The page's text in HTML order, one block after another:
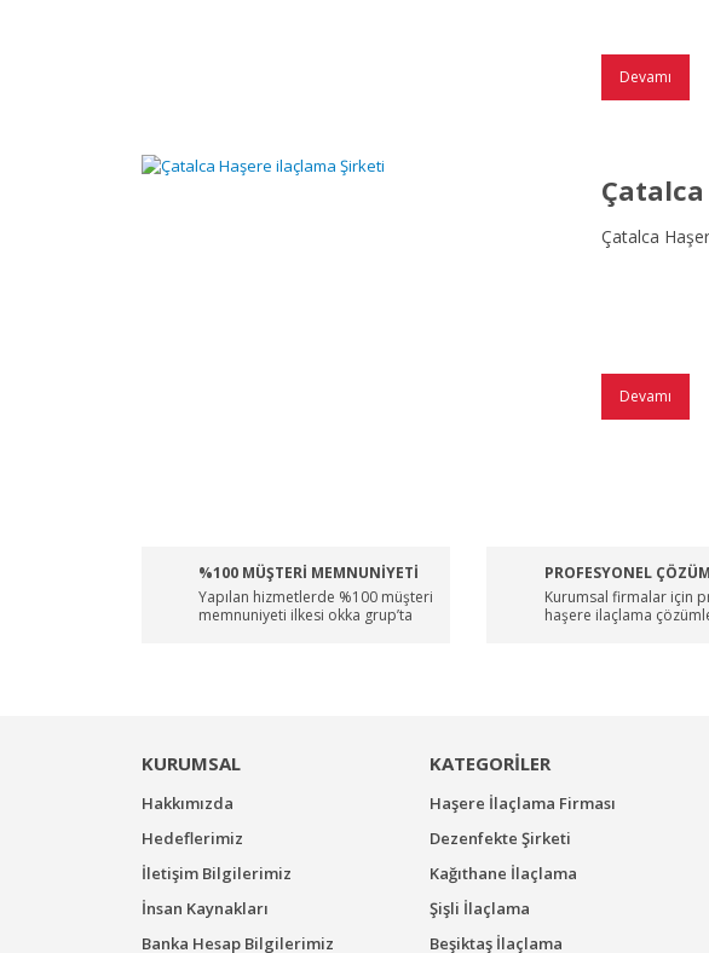
Devamı
Çatalca
Devamı
%100 MÜŞTERİ MEMNUNİYETİ
Yapılan hizmetlerde %100 müşteri
memnuniyeti ilkesi okka grup’ta
PROFESYONEL
Kurumsal firmalar için
haşere ilaçlama
KURUMSAL
Hakkımızda
Hedeflerimiz
İletişim Bilgilerimiz
İnsan Kaynakları
Banka Hesap Bilgilerimiz
KATEGORİLER
Haşere İlaçlama Firması
Dezenfekte Şirketi
Kağıthane İlaçlama
Şişli İlaçlama
Beşiktaş İlaçlama